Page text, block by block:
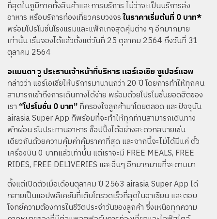
ที่สุดในภูมิภาคทั้งสินค้าและการบริการ ไม่ว่าจะเป็นบริการส่ง
อาหาร หรือบริการท่องเที่ยวครบวงจรในราคาเริ่มต้นที่ 0 บาท*
พร้อมโปรโมชั่นโรงแรมและแพ็กเกจสุดคุ้มต่าง ๆ อีกมากมาย
เท่านั้น เริ่มจองได้แล้วตั้งแต่วันที่ 25 ตุลาคม 2564 ถึงวันที่ 31
ตุลาคม 2564
อแมนดา วู ประธานเจ้าหน้าที่บริหาร แอร์เอเชีย ซูเปอร์แอพ
กล่าวว่า แอร์เอเชียให้บริการมานานกว่า 20 ปี โดยการทำให้ทุกคน
สามารถเข้าถึงการเดินทางได้ง่าย พร้อมด้วยโปรโมชั่นยอดฮิตของ
เรา “โปรโมชั่น 0 บาท”ที่ครองใจลูกค้ามาโดยตลอด และปัจจุบัน
airasia Super App ก็พร้อมที่จะทำให้ทุกท่านสามารถเดินทาง
พักผ่อน รับประทานอาหาร ช็อปปิ้งได้อย่างสะดวกสบายเช่น
เดียวกันด้วยความคุ้มค่าคุ้มราคาที่สุด และจากนี้จะไม่ได้มีแค่ ตั๋ว
เครื่องบิน 0 บาทแล้วเท่านั้น แต่เราจะมี FREE MEALS, FREE
RIDES, FREE DELIVERIES และอื่นๆ อีกมากมายที่จะตามมา
ตั้งแต่เปิดตัวเมื่อเดือนตุลาคม ปี 2563 airasia Super App ได้
กลายเป็นแอปพลิเคชันที่เติบโตรวดเร็วที่สุดในอาเซียน และตอบ
โจทย์ความต้องการในชีวิตประจำวันของลูกค้า ซึ่งเหนือทุกความ